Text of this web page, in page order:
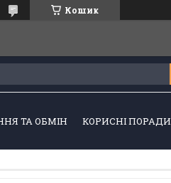
Кошик
ТА ОБМІН КОРИСНІ ПОРАДИ